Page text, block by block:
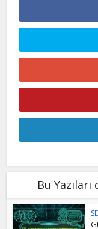
Bu